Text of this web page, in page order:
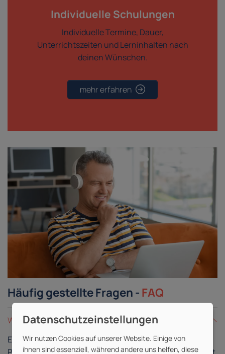
Individuelle Schulungen
Individuelle Termine, Dauer,
Unterrichtszeiten und Lerninhalten nach
deinen Wünschen.
mehr erfahren
Häufig gestellte Fragen -FAQ
Was ist eine Live-Online-Schulung?
Eine Live-Online-Schulung gleicht einer
Wir nutzen Cookies auf unserer Website. Einige von
ihnen sind essenziell, während andere uns helfen, diese